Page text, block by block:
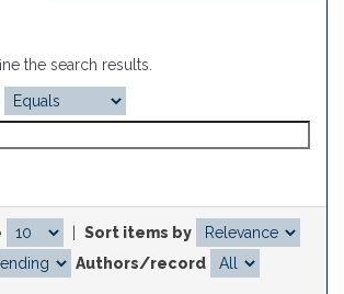
the search results.
Sort items by
Authors/record